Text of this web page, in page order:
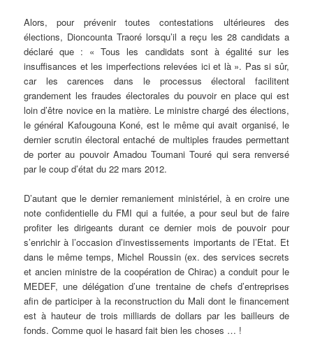
Alors, pour prévenir toutes contestations ultérieures des
élections, Dioncounta Traoré lorsqu’il a reçu les 28 candidats a
déclaré que : « Tous les candidats sont à égalité sur les
insuffisances et les imperfections relevées ici et là ». Pas si sûr,
car les carences dans le processus électoral facilitent
grandement les fraudes électorales du pouvoir en place qui est
loin d’être novice en la matière. Le ministre chargé des élections,
le général Kafougouna Koné, est le même qui avait organisé, le
dernier scrutin électoral entaché de multiples fraudes permettant
de porter au pouvoir Amadou Toumani Touré qui sera renversé
par le coup d’état du 22 mars 2012.
D’autant que le dernier remaniement ministériel, à en croire une
note confidentielle du FMI qui a fuitée, a pour seul but de faire
profiter les dirigeants durant ce dernier mois de pouvoir pour
s’enrichir à l’occasion d’investissements importants de l’Etat. Et
dans le même temps, Michel Roussin (ex. des services secrets
et ancien ministre de la coopération de Chirac) a conduit pour le
MEDEF, une délégation d’une trentaine de chefs d’entreprises
afin de participer à la reconstruction du Mali dont le financement
est à hauteur de trois milliards de dollars par les bailleurs de
fonds. Comme quoi le hasard fait bien les choses … !